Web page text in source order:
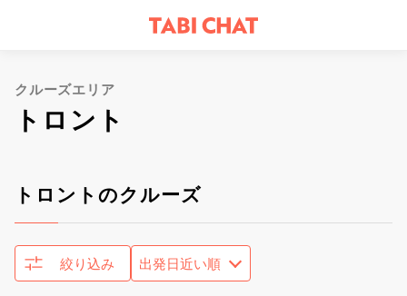
クルーズエリア
トロント
トロントのクルーズ
絞り込み